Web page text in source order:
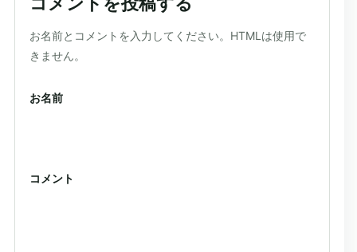
お名前とコメントを入力してください。HTMLは使用で
きません。
お名前
コメント
ウェブサイト